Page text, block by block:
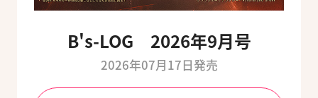
B's-LOG 2026年9月号
2026年07月17日発売